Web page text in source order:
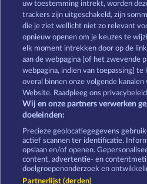
Robin & his girl
Algemene voorwaarden
Colofon
Partnerprogramma
uw toestemming intrekt, worden
trackers zijn uitgeschakeld, zijn
die je ziet wellicht niet zo relevant
opnieuw openen om je keuzes te
elk moment intrekken door op de
aan de webpagina [of het zwevende
webpagina, indien van toepassing]
overal binnen onze volgende
Website. Raadpleeg ons
Wij en onze partners verwerken
doeleinden:
Precieze geolocatiegegevens
actief scannen ter identificatie.
opslaan en/of openen.
content, advertentie- en
doelgroepenonderzoek en
Partnerlijst (derden)